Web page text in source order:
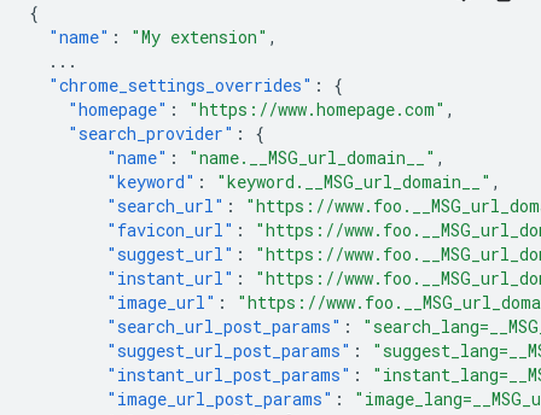
{
"name" : "My extension" ,
...
"chrome_settings_overrides" :
{
"homepage" : "https://www.homepage.com" ,
"search_provider" :
{
"name" : "name.__MSG_url_domain__" ,
"keyword" : "keyword.__MSG_url_domain__" ,
"search_url" :
"https://
"favicon_url" :
"https://
"suggest_url" :
"https://
"instant_url" :
"https://
"image_url" :
"https://
"search_url_post_params" :
"suggest_url_post_params" :
"instant_url_post_params" :
"image_url_post_params" :